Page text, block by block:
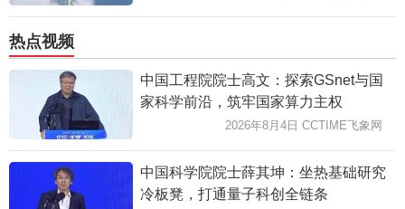
热点视频
中国工程院院士高文：探索GSnet与国
家科学前沿，筑牢国家算力主权
2026年8月4日 CCTIME飞象网
中国科学院院士薛其坤：坐热基础研究
冷板凳，打通量子科创全链条